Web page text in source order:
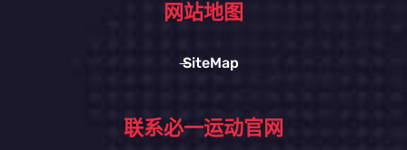
网站地图
SiteMap
联系必一运动官网